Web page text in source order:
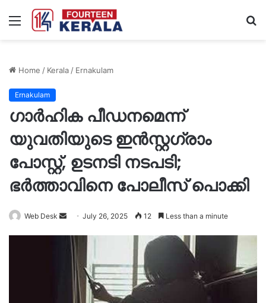
Menu
Home / Kerala/ Ernakulam
Ernakulam
ഗാര്‍ഹിക പീഡനമെന്ന്
യുവതിയുടെ ഇന്‍സ്റ്റഗ്രാം
പോസ്റ്റ്, ഉടനടി നടപടി;
ഭര്‍ത്താവിനെ പോലീസ് പൊക്കി
Web Desk
Send
email
July 26, 2025 12 Less than a minute